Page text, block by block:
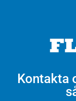
Kontakta